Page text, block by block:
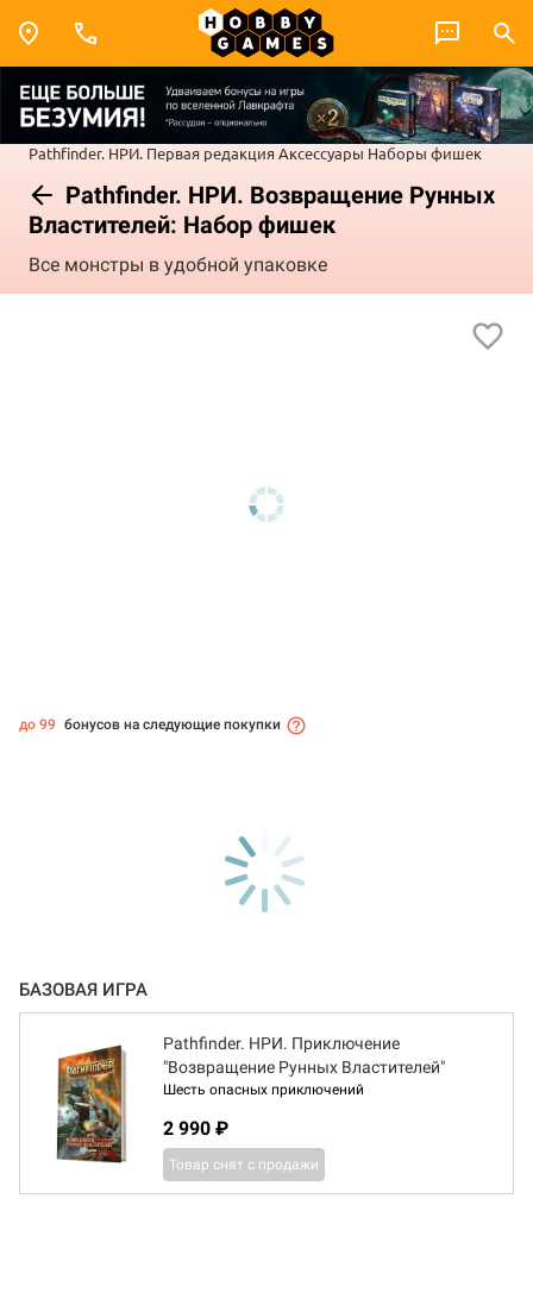
Pathfinder. НРИ. Первая редакция Аксессуары Наборы фишек
Pathfinder. НРИ. Возвращение Рунных
Властителей: Набор фишек
Все монстры в удобной упаковке
до 99 бонусов на следующие покупки
БАЗОВАЯ ИГРА
Pathfinder. НРИ. Приключение
"Возвращение Рунных Властителей"
Шесть опасных приключений
2 990 ₽
Товар снят с продажи